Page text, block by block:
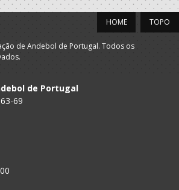
TOPO
HOME
de Andebol de Portugal. Todos os
de Portugal
69